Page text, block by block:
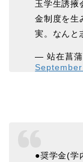
玉学生誘掖
金制度を生
実。なんと
— 站在菖
●奨学金(学